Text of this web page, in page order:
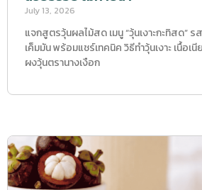
July 13, 2026
แจกสูตรวุ้นผลไม้สด เมนู “วุ้นเงาะกะทิสด”
เค็มมัน พร้อมแชร์เทคนิค วิธีทำวุ้นเงาะ เนื้อเ
ผงวุ้นตรานางเงือก